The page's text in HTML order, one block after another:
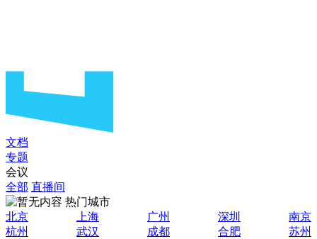
文档
专题
会议
全部 直播间
热门城市
北京
上海 广州 深圳
南京
杭州
武汉 成都 合肥
苏州